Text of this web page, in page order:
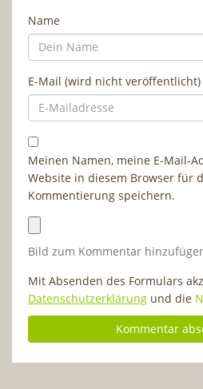
Name
E-Mail (wird nicht veröffentlicht)
Meinen Namen, meine E-Mail-
Website in diesem Browser für
Kommentierung speichern.
Bild zum Kommentar hinzufügen
Mit Absenden des Formulars
Datenschutzerklärung und die